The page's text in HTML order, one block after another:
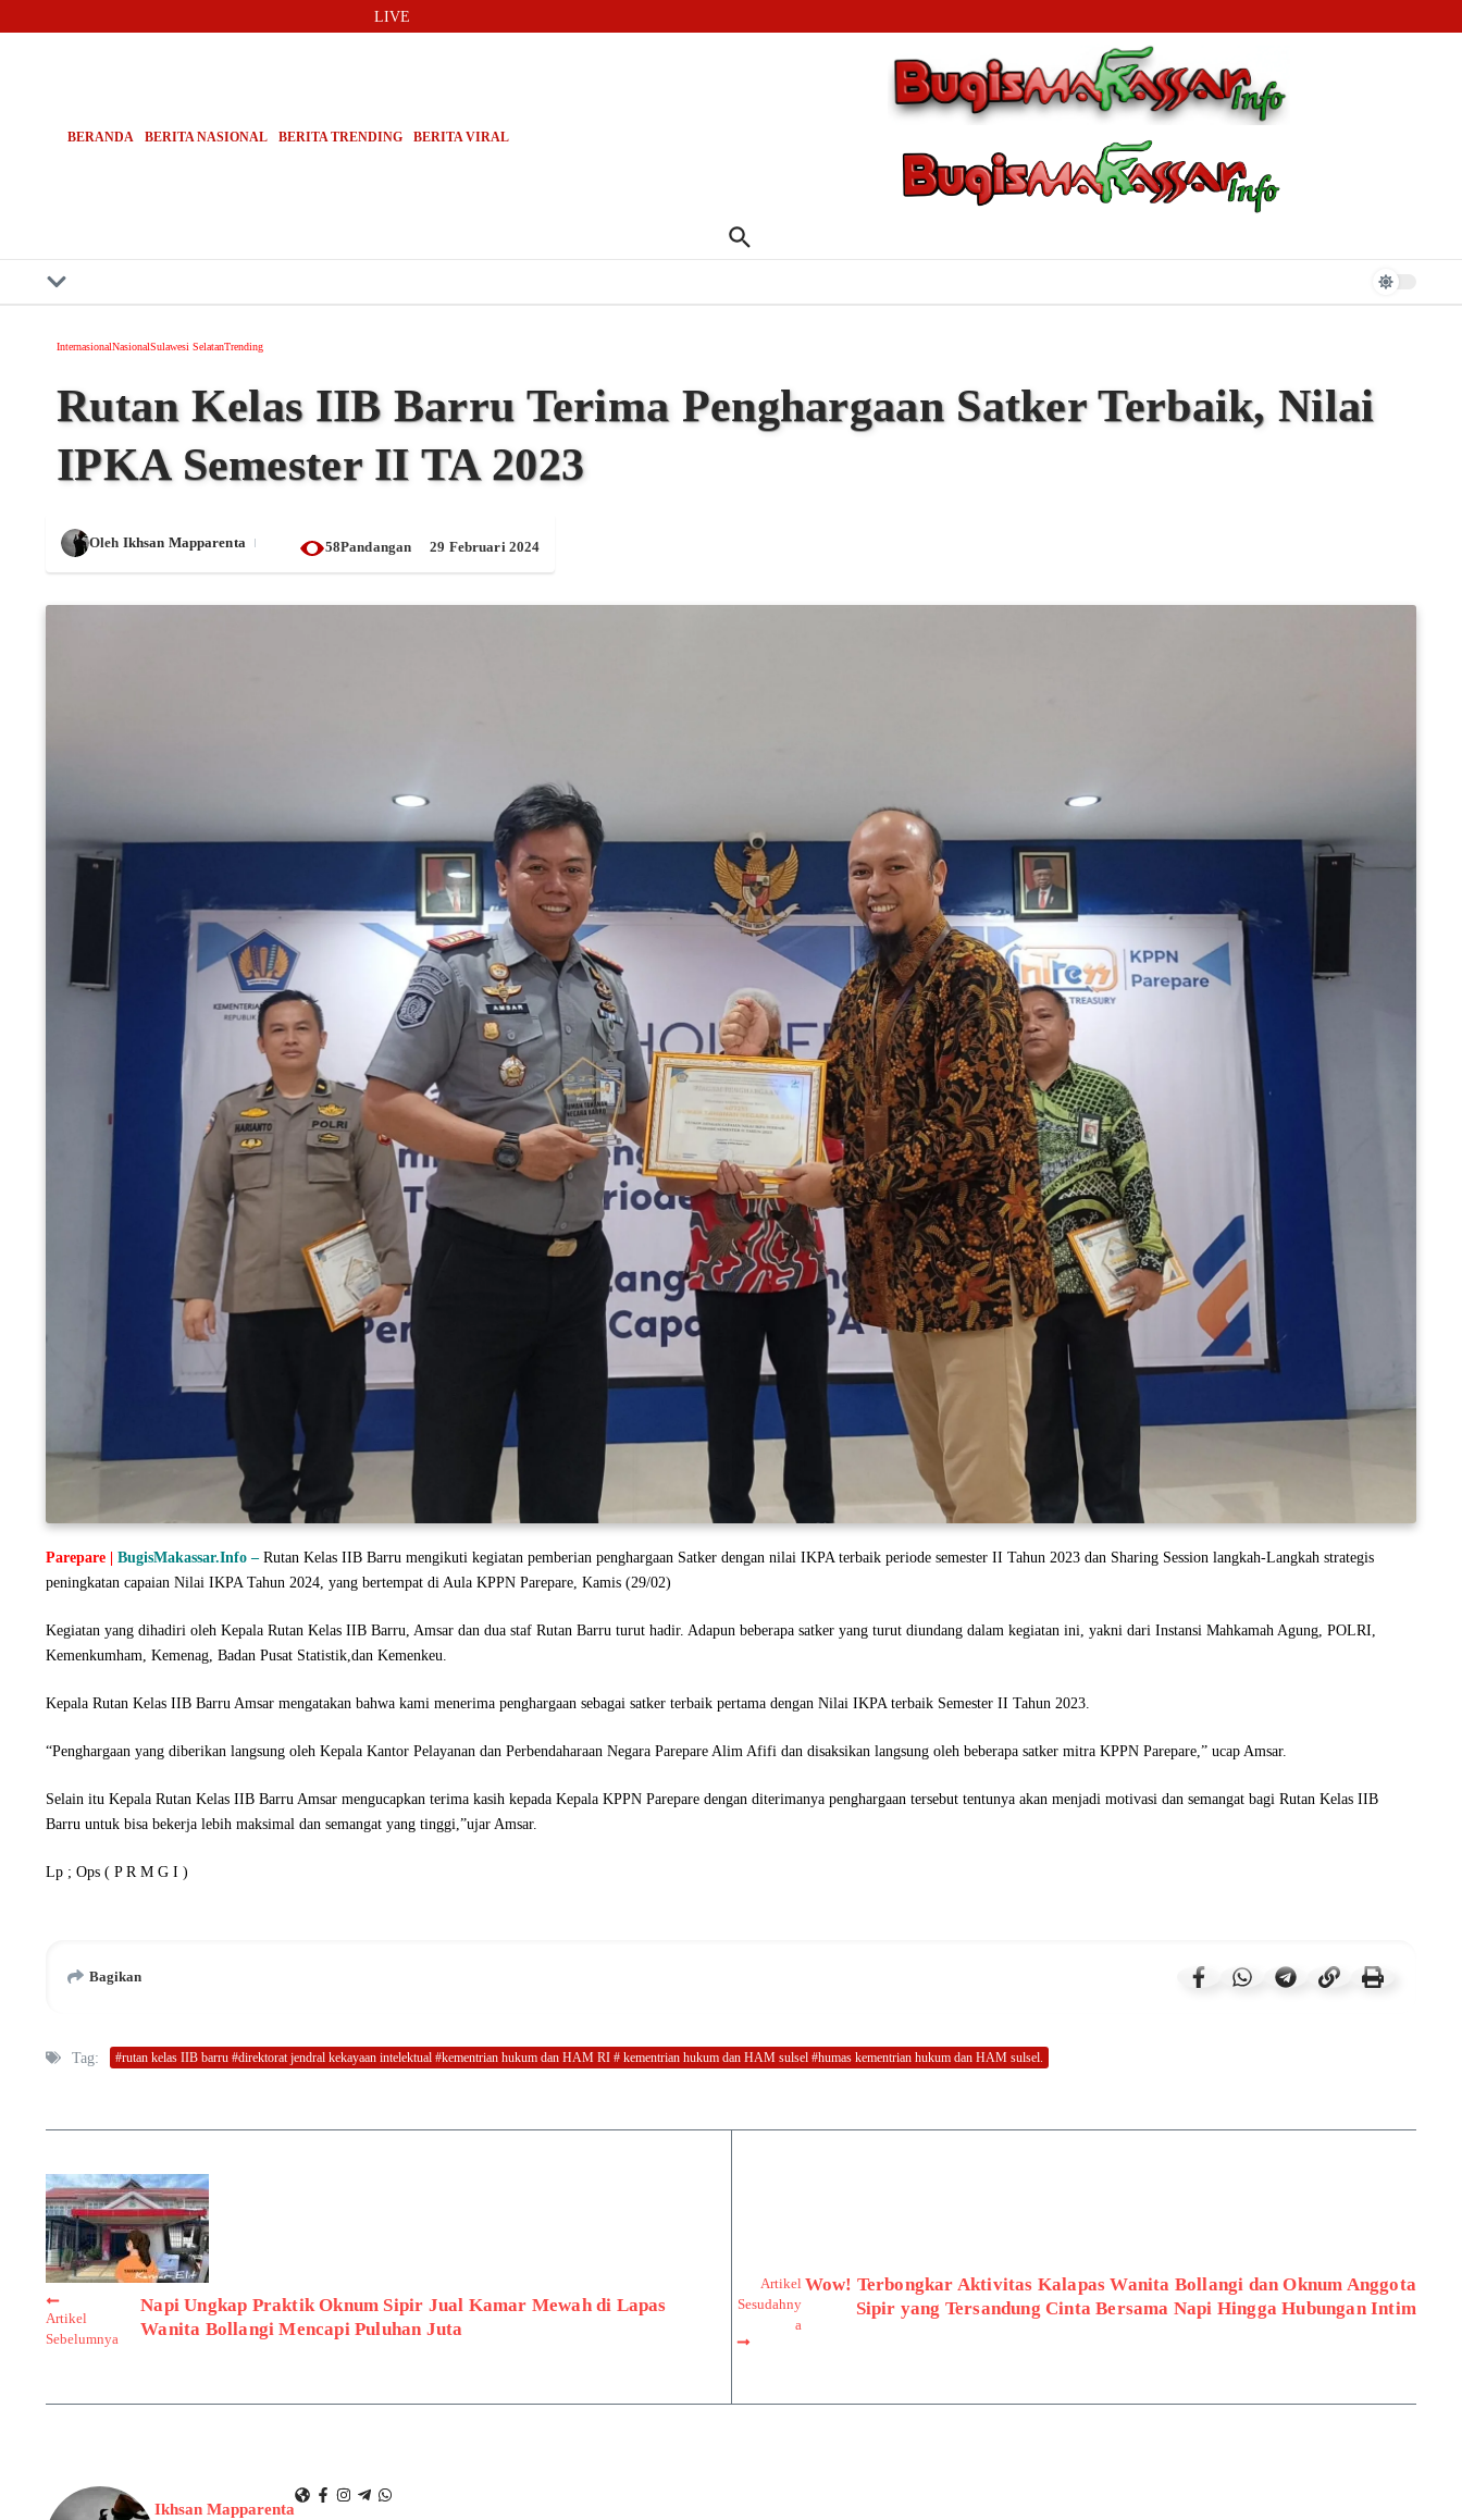
LIVE
Bongkar 6 Jaringan Narkoba, Polrestabes Makassar Sita Aset Rp2,3 Miliar dan Puluhan Kilogram Sabu
Pemilik Usaha di Pallangga Bantah Isu Oli Oplosan dan Tegaskan Legalitas Produk yang Dijual Resmi
BERANDA BERITA NASIONAL BERITA TRENDING BERITA VIRAL
InternasionalNasionalSulawesi SelatanTrending
Rutan Kelas IIB Barru Terima Penghargaan Satker Terbaik, Nilai
IPKA Semester II TA 2023
Oleh Ikhsan Mapparenta 58Pandangan 29 Februari 2024
Parepare | BugisMakassar.Info – Rutan Kelas IIB Barru mengikuti kegiatan pemberian penghargaan Satker dengan nilai IKPA terbaik periode semester II Tahun 2023 dan Sharing Session langkah-Langkah strategis
peningkatan capaian Nilai IKPA Tahun 2024, yang bertempat di Aula KPPN Parepare, Kamis (29/02)
Kegiatan yang dihadiri oleh Kepala Rutan Kelas IIB Barru, Amsar dan dua staf Rutan Barru turut hadir. Adapun beberapa satker yang turut diundang dalam kegiatan ini, yakni dari Instansi Mahkamah Agung, POLRI,
Kemenkumham, Kemenag, Badan Pusat Statistik,dan Kemenkeu.
Kepala Rutan Kelas IIB Barru Amsar mengatakan bahwa kami menerima penghargaan sebagai satker terbaik pertama dengan Nilai IKPA terbaik Semester II Tahun 2023.
“Penghargaan yang diberikan langsung oleh Kepala Kantor Pelayanan dan Perbendaharaan Negara Parepare Alim Afifi dan disaksikan langsung oleh beberapa satker mitra KPPN Parepare,” ucap Amsar.
Selain itu Kepala Rutan Kelas IIB Barru Amsar mengucapkan terima kasih kepada Kepala KPPN Parepare dengan diterimanya penghargaan tersebut tentunya akan menjadi motivasi dan semangat bagi Rutan Kelas IIB
Barru untuk bisa bekerja lebih maksimal dan semangat yang tinggi,”ujar Amsar.
Lp ; Ops ( P R M G I )
Bagikan
Tag: #rutan kelas IIB barru #direktorat jendral kekayaan intelektual #kementrian hukum dan HAM RI # kementrian hukum dan HAM sulsel #humas kementrian hukum dan HAM sulsel.
Artikel
Sebelumnya
Napi Ungkap Praktik Oknum Sipir Jual Kamar Mewah di Lapas
Wanita Bollangi Mencapi Puluhan Juta
Artikel
Sesudahny
a
Wow! Terbongkar Aktivitas Kalapas Wanita Bollangi dan Oknum Anggota
Sipir yang Tersandung Cinta Bersama Napi Hingga Hubungan Intim
Ikhsan Mapparenta